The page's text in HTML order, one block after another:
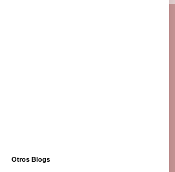
Otros Blogs